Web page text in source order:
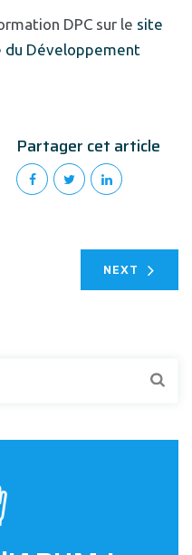
DPC sur le site
du Développement
Partager cet article
NEXT